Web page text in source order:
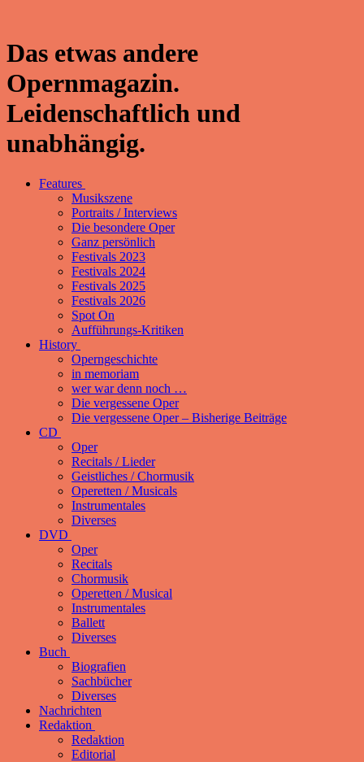
Das etwas andere
Opernmagazin.
Leidenschaftlich und
unabhängig.
Features
Musikszene
Portraits / Interviews
Die besondere Oper
Ganz persönlich
Festivals 2023
Festivals 2024
Festivals 2025
Festivals 2026
Spot On
Aufführungs-Kritiken
History
Operngeschichte
in memoriam
wer war denn noch …
Die vergessene Oper
Die vergessene Oper – Bisherige Beiträge
CD
Oper
Recitals / Lieder
Geistliches / Chormusik
Operetten / Musicals
Instrumentales
Diverses
DVD
Oper
Recitals
Chormusik
Operetten / Musical
Instrumentales
Ballett
Diverses
Buch
Biografien
Sachbücher
Diverses
Nachrichten
Redaktion
Redaktion
Editorial